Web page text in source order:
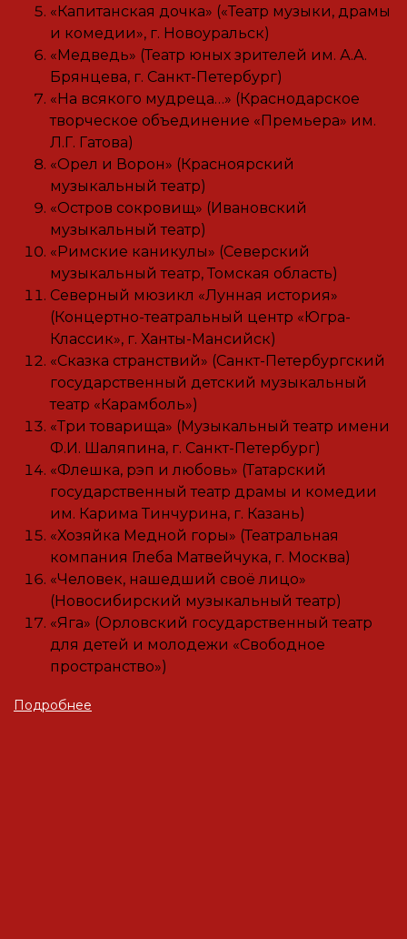
«Капитанская дочка» («Театр музыки, драмы
и комедии», г. Новоуральск)
«Медведь» (Театр юных зрителей им. А.А.
Брянцева, г. Санкт-Петербург)
«На всякого мудреца…» (Краснодарское
творческое объединение «Премьера» им.
Л.Г. Гатова)
«Орел и Ворон» (Красноярский
музыкальный театр)
«Остров сокровищ» (Ивановский
музыкальный театр)
«Римские каникулы» (Северский
музыкальный театр, Томская область)
Северный мюзикл «Лунная история»
(Концертно-театральный центр «Югра-
Классик», г. Ханты-Мансийск)
«Сказка странствий» (Санкт-Петербургский
государственный детский музыкальный
театр «Карамболь»)
«Три товарища» (Музыкальный театр имени
Ф.И. Шаляпина, г. Санкт-Петербург)
«Флешка, рэп и любовь» (Татарский
государственный театр драмы и комедии
им. Карима Тинчурина, г. Казань)
«Хозяйка Медной горы» (Театральная
компания Глеба Матвейчука, г. Москва)
«Человек, нашедший своё лицо»
(Новосибирский музыкальный театр)
«Яга» (Орловский государственный театр
для детей и молодежи «Свободное
пространство»)
Подробнее